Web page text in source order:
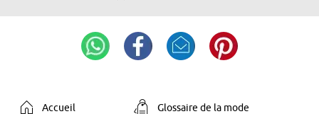
Accueil Glossaire de la mode